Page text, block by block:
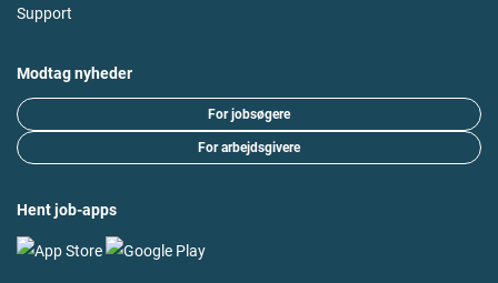
Support
Modtag nyheder
For jobsøgere
For arbejdsgivere
Hent job-apps